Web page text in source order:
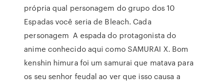
própria qual personagem do grupo dos 10
Espadas você seria de Bleach. Cada
personagem A espada do protagonista do
anime conhecido aqui como SAMURAI X. Bom
kenshin himura foi um samurai que matava para
os seu senhor feudal ao ver que isso causa a